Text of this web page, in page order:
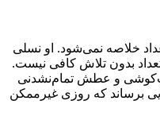
خلاصه نمی‌شود. او نسلی
بدون تلاش کافی نیست.
و عطش تمام‌نشدنی
برساند که روزی غیرممکن